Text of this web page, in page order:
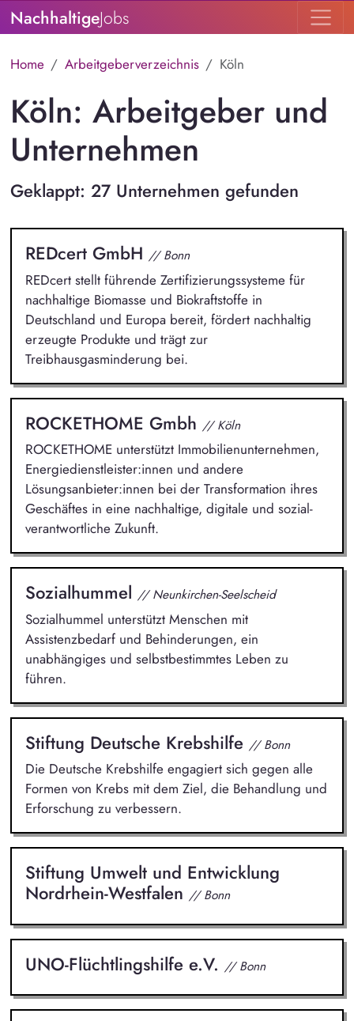
NachhaltigeJobs
Home Arbeitgeberverzeichnis Köln
Köln: Arbeitgeber und
Unternehmen
Geklappt: 27 Unternehmen gefunden
REDcert GmbH // Bonn
REDcert stellt führende Zertifizierungssysteme für
nachhaltige Biomasse und Biokraftstoffe in
Deutschland und Europa bereit, fördert nachhaltig
erzeugte Produkte und trägt zur
Treibhausgasminderung bei.
ROCKETHOME Gmbh // Köln
ROCKETHOME unterstützt Immobilienunternehmen,
Energiedienstleister:innen und andere
Lösungsanbieter:innen bei der Transformation ihres
Geschäftes in eine nachhaltige, digitale und sozial-
verantwortliche Zukunft.
Sozialhummel // Neunkirchen-Seelscheid
Sozialhummel unterstützt Menschen mit
Assistenzbedarf und Behinderungen, ein
unabhängiges und selbstbestimmtes Leben zu
führen.
Stiftung Deutsche Krebshilfe // Bonn
Die Deutsche Krebshilfe engagiert sich gegen alle
Formen von Krebs mit dem Ziel, die Behandlung und
Erforschung zu verbessern.
Stiftung Umwelt und Entwicklung
Nordrhein-Westfalen // Bonn
UNO-Flüchtlingshilfe e.V. // Bonn